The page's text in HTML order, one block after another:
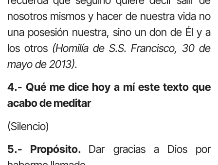
nosotros mismos y hacer de nuestra vida no
una posesión nuestra, sino un don de Él y a
los otros (Homilía de S.S. Francisco, 30 de
mayo de 2013).
4.- Qué me dice hoy a mí este texto que
acabo de meditar
(Silencio)
5.- Propósito. Dar gracias a Dios por